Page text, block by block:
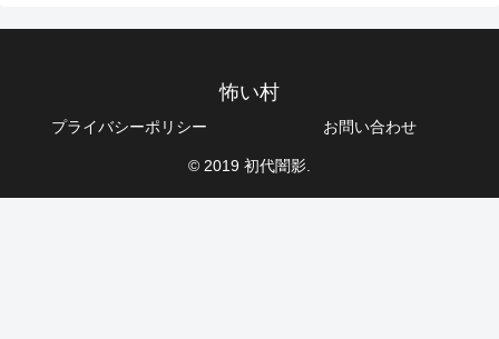
怖い村
プライバシーポリシー お問い合わせ
© 2019 初代闇影.